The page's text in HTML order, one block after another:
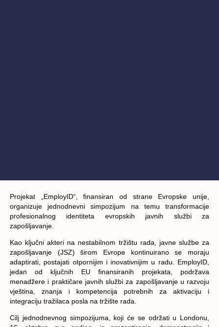
Projekat „EmployID“, finansiran od strane Evropske unije,
organizuje jednodnevni simpozijum na temu transformacije
profesionalnog identiteta evropskih javnih službi za
zapošljavanje.
Kao ključni akteri na nestabilnom tržištu rada, javne službe za
zapošljavanje (JSZ) širom Evrope kontinuirano se moraju
adaptirati, postajati otpornijim i inovativnijim u radu. EmployID,
jedan od ključnih EU finansiranih projekata, podržava
menadžere i praktičare javnih službi za zapošljavanje u razvoju
vještina, znanja i kompetencija potrebnih za aktivaciju i
integraciju tražilaca posla na tržište rada.
Cilj jednodnevnog simpozijuma, koji će se održati u Londonu,